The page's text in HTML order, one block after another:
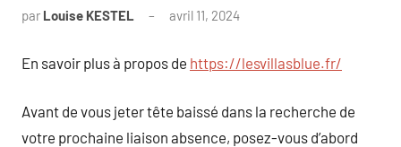
par Louise KESTEL avril 11, 2024
En savoir plus à propos de https://lesvillasblue.fr/
Avant de vous jeter tête baissé dans la recherche de
votre prochaine liaison absence, posez-vous d’abord